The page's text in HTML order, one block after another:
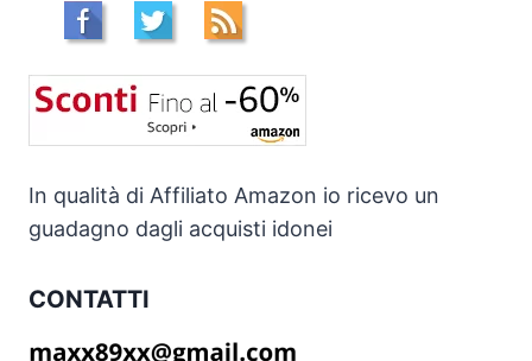
In qualità di Affiliato Amazon io ricevo un
guadagno dagli acquisti idonei
CONTATTI